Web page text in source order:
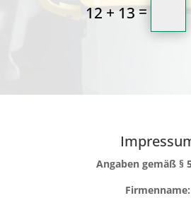
12 + 13=
Angaben gemäß §
Firmenname: